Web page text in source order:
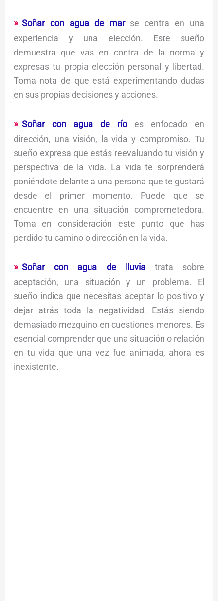
Soñar con agua de marse centra en una
experiencia y una elección. Este sueño
demuestra que vas en contra de la norma y
expresas tu propia elección personal y libertad.
Toma nota de que está experimentando dudas
en sus propias decisiones y acciones.
Soñar con agua de ríoes enfocado en
dirección, una visión, la vida y compromiso. Tu
sueño expresa que estás reevaluando tu visión y
perspectiva de la vida. La vida te sorprenderá
poniéndote delante a una persona que te gustará
desde el primer momento. Puede que se
encuentre en una situación comprometedora.
Toma en consideración este punto que has
perdido tu camino o dirección en la vida.
Soñar con agua de lluviatrata sobre
aceptación, una situación y un problema. El
sueño indica que necesitas aceptar lo positivo y
dejar atrás toda la negatividad. Estás siendo
demasiado mezquino en cuestiones menores. Es
esencial comprender que una situación o relación
en tu vida que una vez fue animada, ahora es
inexistente.